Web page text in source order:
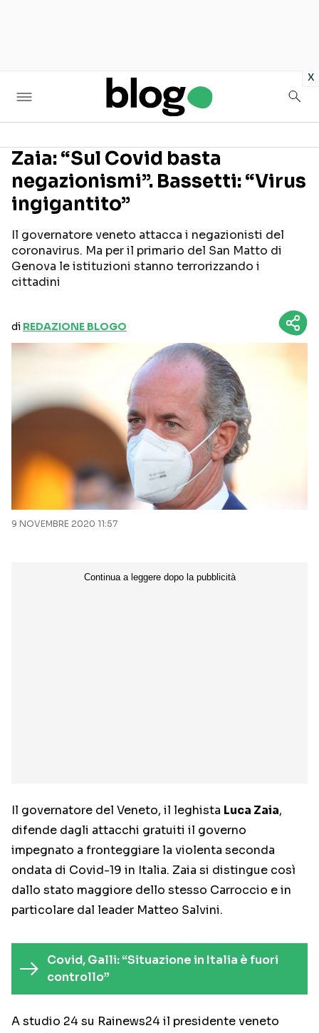
x
Seguici sui social
Zaia: “Sul Covid basta
negazionismi”. Bassetti: “Virus
ingigantito”
Il governatore veneto attacca i negazionisti del
coronavirus. Ma per il primario del San Matto di
Genova le istituzioni stanno terrorizzando i
cittadini
di REDAZIONE BLOGO
9 NOVEMBRE 2020 11:57
Il governatore del Veneto, il leghista Luca Zaia,
difende dagli attacchi gratuiti il governo
impegnato a fronteggiare la violenta seconda
ondata di Covid-19 in Italia. Zaia si distingue così
dallo stato maggiore dello stesso Carroccio e in
particolare dal leader Matteo Salvini.
Covid, Galli: “Situazione in Italia è fuori
controllo”
A studio 24 su Rainews24 il presidente veneto